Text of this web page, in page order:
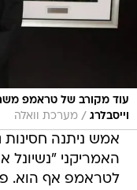
עוד מקורב של טראמפ
וייסבלרג / מערכת וואלה
אמש ניתנה חסינות
האמריקני "נשיונל
לטראמפ אף הוא.